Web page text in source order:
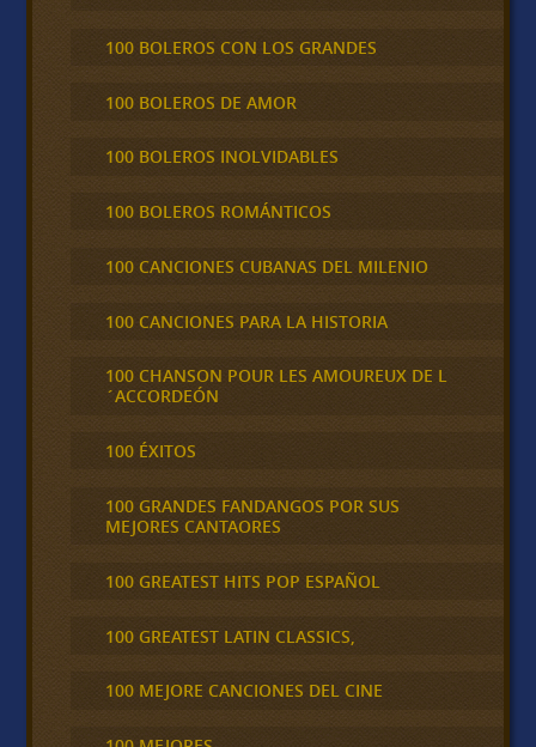
100 BOLEROS CON LOS GRANDES
100 BOLEROS DE AMOR
100 BOLEROS INOLVIDABLES
100 BOLEROS ROMÁNTICOS
100 CANCIONES CUBANAS DEL MILENIO
100 CANCIONES PARA LA HISTORIA
100 CHANSON POUR LES AMOUREUX DE L
´ACCORDEÓN
100 ÉXITOS
100 GRANDES FANDANGOS POR SUS
MEJORES CANTAORES
100 GREATEST HITS POP ESPAÑOL
100 GREATEST LATIN CLASSICS,
100 MEJORE CANCIONES DEL CINE